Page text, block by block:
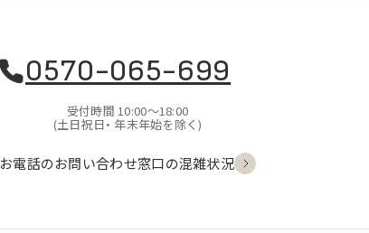
0570-065-699
受付時間 10:00〜18:00
(土日祝日・ 年末年始を除く)
お電話のお問い合わせ窓口の混雑状況